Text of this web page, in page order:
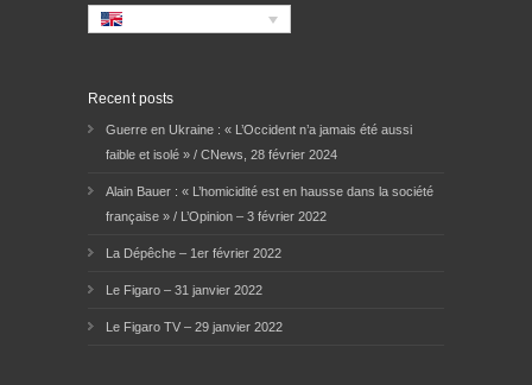
Recent posts
Guerre en Ukraine : « L’Occident n’a jamais été aussi
faible et isolé » / CNews, 28 février 2024
Alain Bauer : « L’homicidité est en hausse dans la société
française » / L’Opinion – 3 février 2022
La Dépêche – 1er février 2022
Le Figaro – 31 janvier 2022
Le Figaro TV – 29 janvier 2022